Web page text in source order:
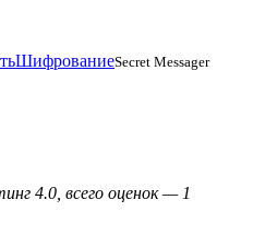
ШифрованиеSecret Messager
4.0, всего оценок — 1